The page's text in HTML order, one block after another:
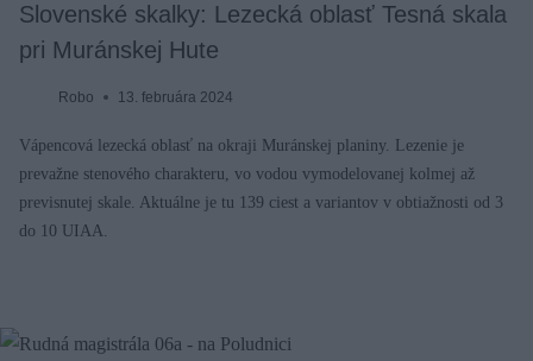
Slovenské skalky: Lezecká oblasť Tesná skala
pri Muránskej Hute
Robo 13. februára 2024
Vápencová lezecká oblasť na okraji Muránskej planiny. Lezenie je
prevažne stenového charakteru, vo vodou vymodelovanej kolmej až
previsnutej skale. Aktuálne je tu 139 ciest a variantov v obtiažnosti od 3
do 10 UIAA.